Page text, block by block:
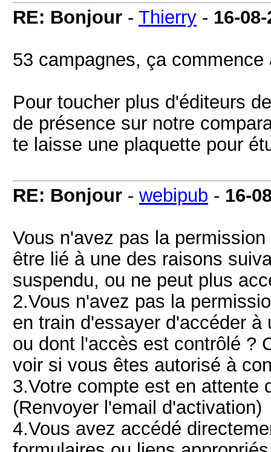
RE: Bonjour - Thierry - 16-
53 campagnes, ça commence
Pour toucher plus d'éditeurs
de présence sur notre
te laisse une plaquette pour
RE: Bonjour - webipub - 16-
Vous n'avez pas la
être lié à une des raisons
suspendu, ou ne peut plus
2.Vous n'avez pas la
en train d'essayer d'accéder
ou dont l'accès est contrôlé ?
voir si vous êtes autorisé à
3.Votre compte est en attente
(Renvoyer l'email d'activation)
4.Vous avez accédé